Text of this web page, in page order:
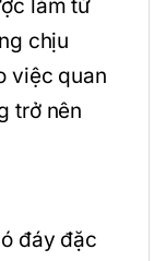
làm từ
chịu
việc quan
trở nên
đáy đặc